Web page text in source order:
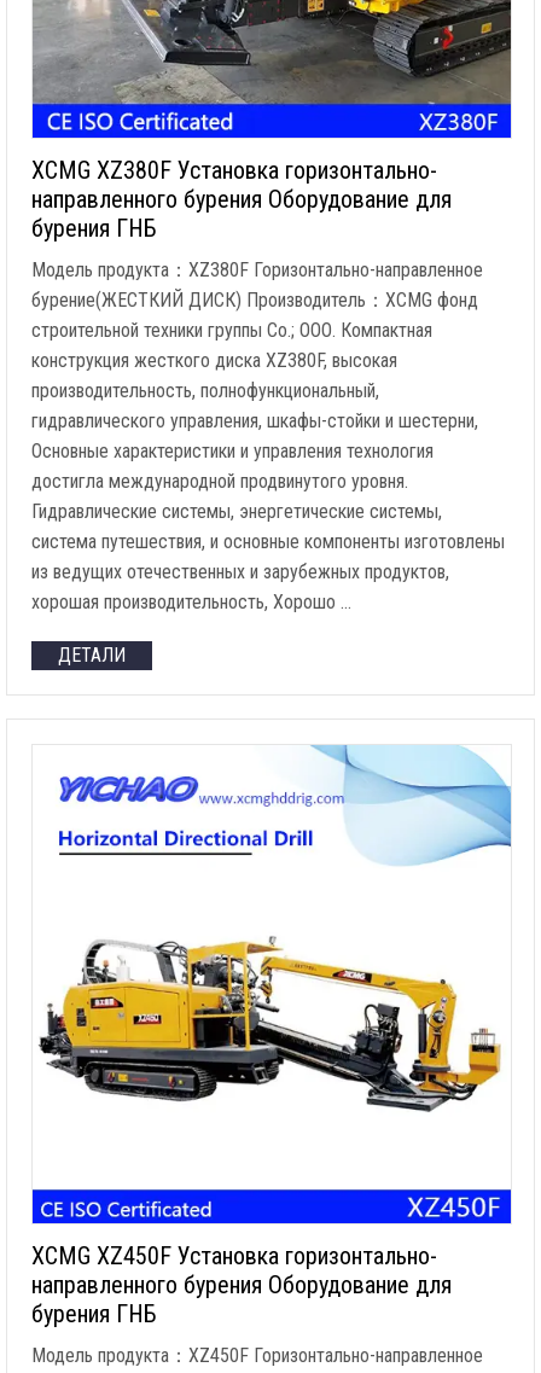
XCMG XZ380F Установка горизонтально-
направленного бурения Оборудование для
бурения ГНБ
Модель продукта：XZ380F Горизонтально-направленное
бурение(ЖЕСТКИЙ ДИСК) Производитель：XCMG фонд
строительной техники группы Co.; ООО. Компактная
конструкция жесткого диска XZ380F, высокая
производительность, полнофункциональный,
гидравлического управления, шкафы-стойки и шестерни,
Основные характеристики и управления технология
достигла международной продвинутого уровня.
Гидравлические системы, энергетические системы,
система путешествия, и основные компоненты изготовлены
из ведущих отечественных и зарубежных продуктов,
хорошая производительность, Хорошо …
ДЕТАЛИ
XCMG XZ450F Установка горизонтально-
направленного бурения Оборудование для
бурения ГНБ
Модель продукта：XZ450F Горизонтально-направленное